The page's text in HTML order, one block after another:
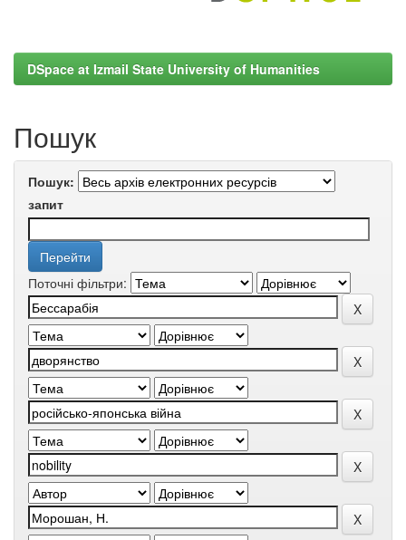
DSpace at Izmail State University of Humanities
Пошук
Пошук:
запит
Поточні фільтри: